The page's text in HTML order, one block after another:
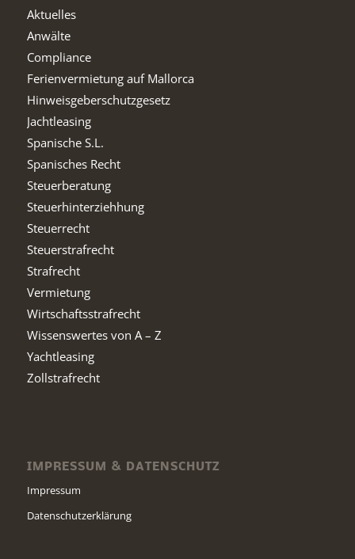
Aktuelles
Anwälte
Compliance
Ferienvermietung auf Mallorca
Hinweisgeberschutzgesetz
Jachtleasing
Spanische S.L.
Spanisches Recht
Steuerberatung
Steuerhinterziehhung
Steuerrecht
Steuerstrafrecht
Strafrecht
Vermietung
Wirtschaftsstrafrecht
Wissenswertes von A – Z
Yachtleasing
Zollstrafrecht
IMPRESSUM & DATENSCHUTZ
Impressum
Datenschutzerklärung